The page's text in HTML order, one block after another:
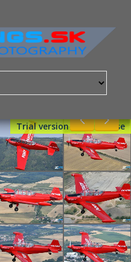
Trial version - Get License